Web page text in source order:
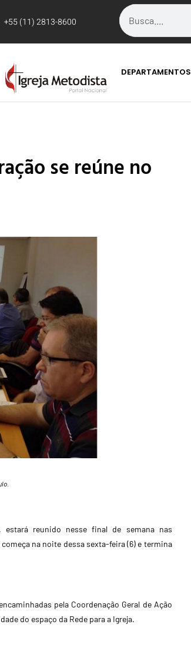
+55 (11) 2813-8600
DEPARTAMENTOS
se reúne no
estará reunido nesse final de semana nas
na noite dessa sexta-feira (6) e termina
pela Coordenação Geral de Ação
do espaço da Rede para a Igreja.